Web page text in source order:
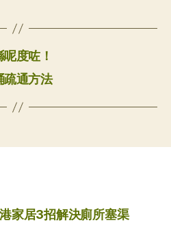
度咗！
疏通方法
家居3招解決廁所塞渠